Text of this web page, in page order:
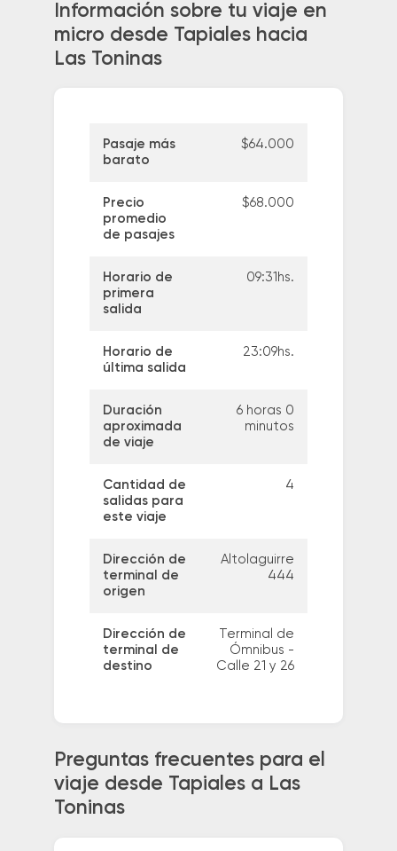
Información sobre tu viaje en
micro desde Tapiales hacia
Las Toninas
Pasaje más
barato
$64.000
Precio
promedio
de pasajes
$68.000
Horario de
primera
salida
09:31hs.
Horario de
última salida
23:09hs.
Duración
aproximada
de viaje
6 horas 0
minutos
Cantidad de
salidas para
este viaje
4
Dirección de
terminal de
origen
Altolaguirre
444
Dirección de
terminal de
destino
Terminal de
Ómnibus -
Calle 21 y 26
Preguntas frecuentes para el
viaje desde Tapiales a Las
Toninas